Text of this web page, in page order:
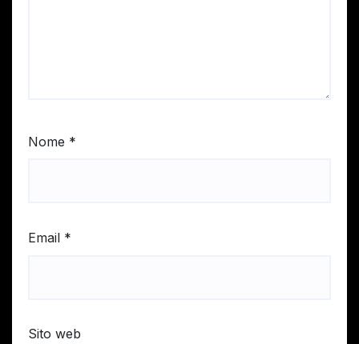
Nome *
Email *
Sito web